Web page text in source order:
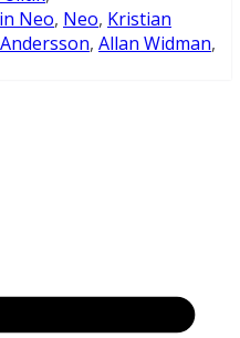
Neo, Neo, Kristian
, Allan Widman,